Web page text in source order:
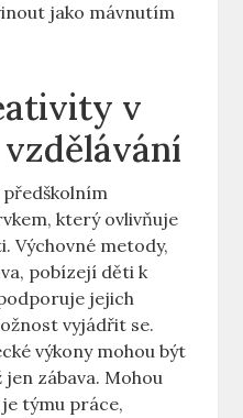
jako mávnutím
v
který ovlivňuje
Výchovné metody,
pobízejí děti k
jejich
vyjádřit se.
výkony mohou být
zábava. Mohou
týmu práce,